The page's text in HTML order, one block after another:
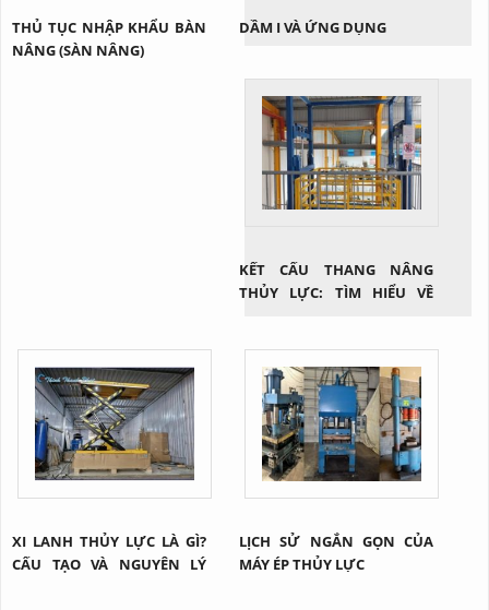
THỦ TỤC NHẬP KHẨU BÀN
NÂNG (SÀN NÂNG)
DẦM I VÀ ỨNG DỤNG
KẾT CẤU THANG NÂNG
THỦY LỰC: TÌM HIỂU VỀ
XI LANH THỦY LỰC LÀ GÌ?
CẤU TẠO VÀ NGUYÊN LÝ
LỊCH SỬ NGẮN GỌN CỦA
MÁY ÉP THỦY LỰC